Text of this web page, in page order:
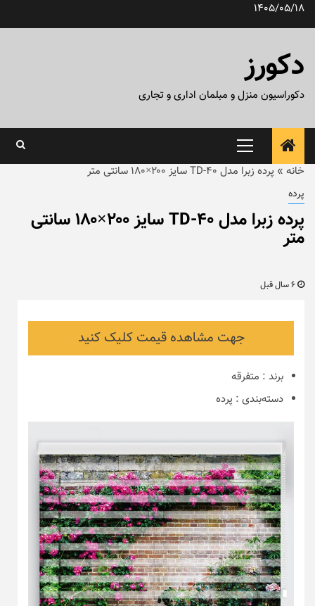
پرش1405/05/18
دکورز
دکوراسیون منزل و مبلمان اداری و تجاری
منوی
اصلی
خانه » پرده زبرا مدل TD-40 سایز ۲۰۰×۱۸۰ سانتی متر
پرده
پرده زبرا مدل TD-40 سایز ۲۰۰×۱۸۰ سانتی
متر
جهت مشاهده قیمت کلیک کنید
برند : متفرقه
دسته‌بندی : پرده